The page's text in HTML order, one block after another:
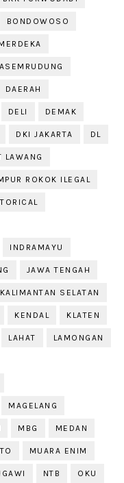
BONDOWOSO
DAERAH
DELI DEMAK
DKI JAKARTA DL
LAWANG
ROKOK ILEGAL
INDRAMAYU
JAWA TENGAH
KALIMANTAN SELATAN
KENDAL KLATEN
LAHAT LAMONGAN
MAGELANG
MBG MEDAN
MUARA ENIM
NTB OKU